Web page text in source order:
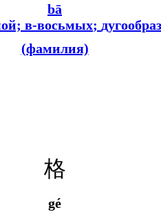
bā
в-восьмых;
(фамилия)
格
gé